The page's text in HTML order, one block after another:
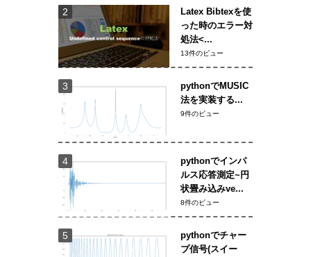
Latex Bibtexを使
った時のエラー対
処法<...
13件のビュー
pythonでMUSIC
法を実装する...
9件のビュー
pythonでインパ
ルス応答測定~円
状畳み込みve...
8件のビュー
pythonでチャー
プ信号(スイー